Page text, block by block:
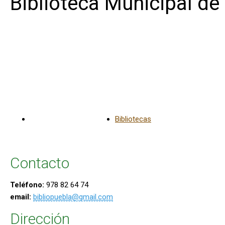
Bibliotecas
Contacto
Teléfono: 978 82 64 74
email: bibliopuebla@gmail.com
Dirección